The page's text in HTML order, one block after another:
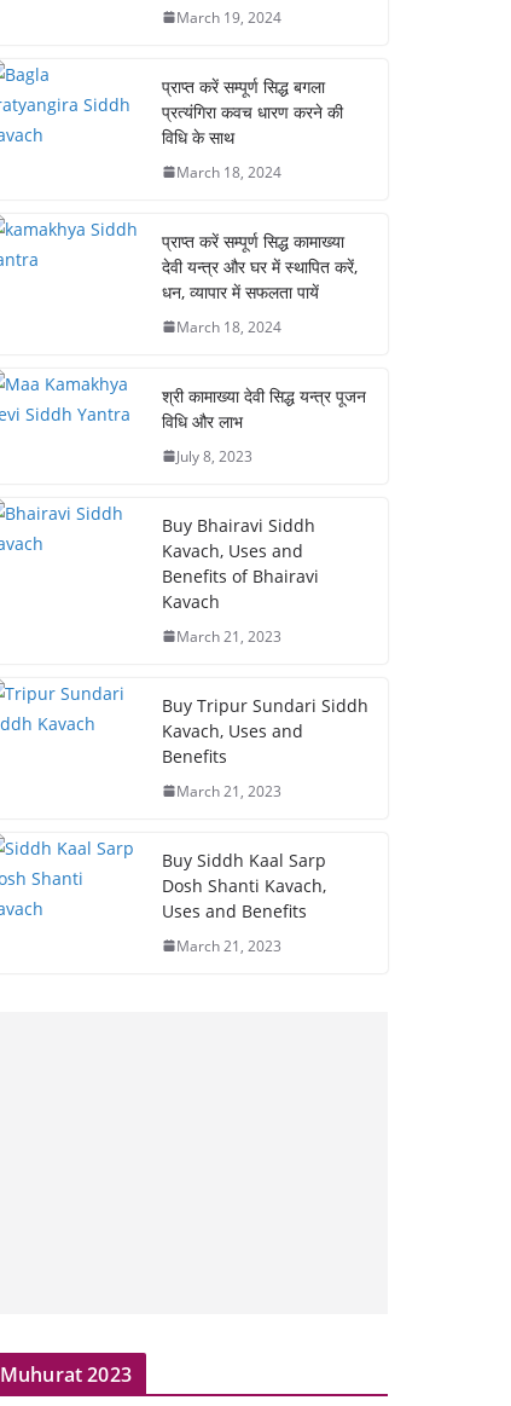
March 19, 2024
प्राप्त करें सम्पूर्ण सिद्ध बगला
प्रत्यंगिरा कवच धारण करने की
विधि के साथ
March 18, 2024
प्राप्त करें सम्पूर्ण सिद्ध कामाख्या
देवी यन्त्र और घर में स्थापित करें,
धन, व्यापार में सफलता पायें
March 18, 2024
श्री कामाख्या देवी सिद्ध यन्त्र पूजन
विधि और लाभ
July 8, 2023
Buy Bhairavi Siddh
Kavach, Uses and
Benefits of Bhairavi
Kavach
March 21, 2023
Buy Tripur Sundari Siddh
Kavach, Uses and
Benefits
March 21, 2023
Buy Siddh Kaal Sarp
Dosh Shanti Kavach,
Uses and Benefits
March 21, 2023
Muhurat 2023